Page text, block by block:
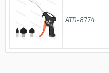
ATD-8774